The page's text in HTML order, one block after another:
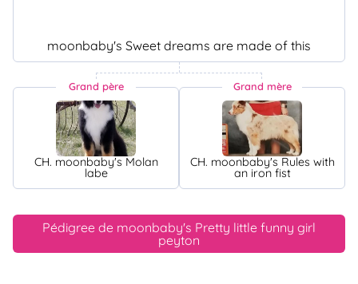
moonbaby's Sweet dreams are made of this
Grand père
CH. moonbaby's Molan
labe
Grand mère
CH. moonbaby's Rules with
an iron fist
Pédigree de moonbaby's Pretty little funny girl
peyton